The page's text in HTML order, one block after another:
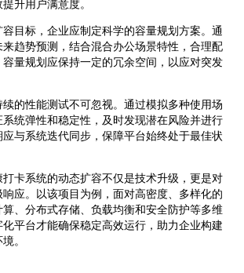
升用户满意度。
目标，企业应制定科学的容量规划方案。通
趋势预测，结合混合办公场景特性，合理配
量规划应保持一定的冗余空间，以应对突发
的性能测试不可忽视。通过模拟多种使用场
统弹性和稳定性，及时发现潜在风险并进行
与系统迭代同步，保障平台始终处于最佳状
卡系统的动态扩容不仅是技术升级，更是对
应。以该项目为例，面对高密度、多样化的
、分布式存储、负载均衡和安全防护等多维
平台才能确保稳定高效运行，助力企业构建
。